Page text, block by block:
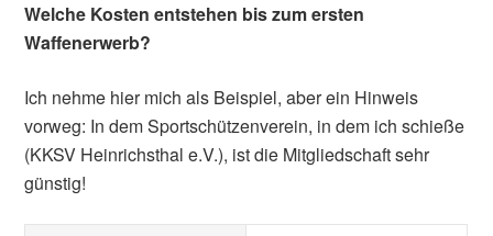
Welche Kosten entstehen bis zum ersten
Waffenerwerb?
Ich nehme hier mich als Beispiel, aber ein Hinweis
vorweg: In dem Sportschützenverein, in dem ich schieße
(KKSV Heinrichsthal e.V.), ist die Mitgliedschaft sehr
günstig!